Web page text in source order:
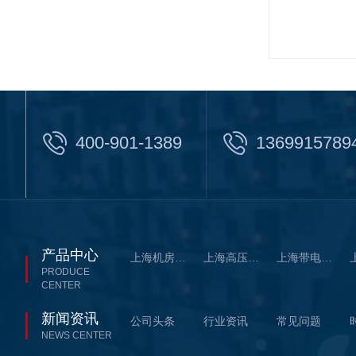
400-901-1389
产品中心
PRODUCE
CENTER
新闻资讯
NEWS CENTER
公司头条 行业资讯 常见问题